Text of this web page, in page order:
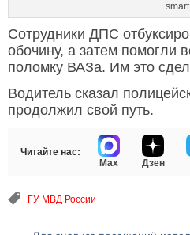
smart
Сотрудники ДПС
обочину, а затем помогли
поломку ВАЗа. Им это
Водитель сказал
продолжил свой путь.
Читайте нас:
Max
Дзен
ГУ МВД России